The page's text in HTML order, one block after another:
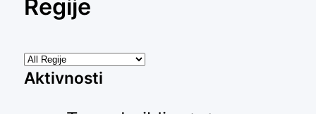
Regije
Aktivnosti